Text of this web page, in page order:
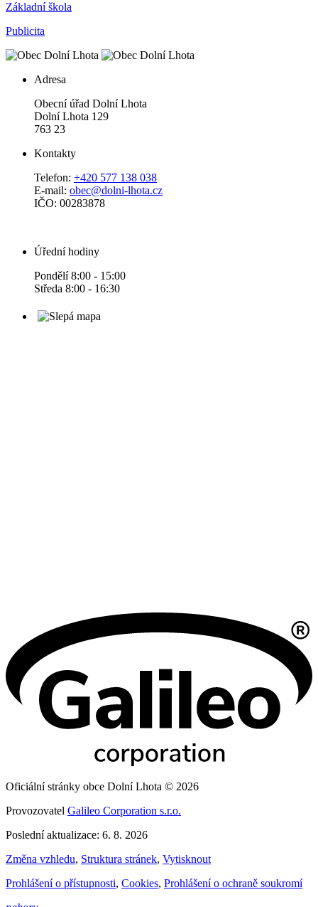
Základní škola
Publicita
Adresa
Obecní úřad Dolní Lhota
Dolní Lhota 129
763 23
Kontakty
Telefon: +420 577 138 038
E-mail: obec@dolni-lhota.cz
IČO: 00283878
Úřední hodiny
Pondělí 8:00 - 15:00
Středa 8:00 - 16:30
Oficiální stránky obce Dolní Lhota © 2026
Provozovatel Galileo Corporation s.r.o.
Poslední aktualizace: 6. 8. 2026
Změna vzhledu, Struktura stránek, Vytisknout
Prohlášení o přístupnosti, Cookies, Prohlášení o ochraně soukromí